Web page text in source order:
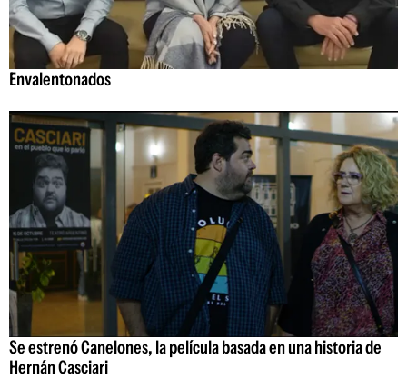
Envalentonados
Se estrenó Canelones, la película basada en una historia de
Hernán Casciari